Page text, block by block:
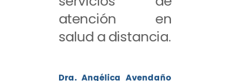
atención en
salud a distancia.
Dra. Angélica Avendaño